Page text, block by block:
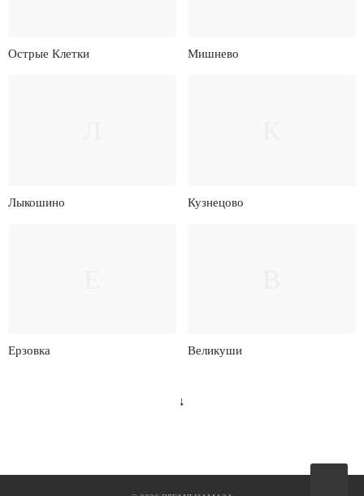
Острые Клетки Мишнево
Лыкошино Кузнецово
Ерзовка Великуши
↓